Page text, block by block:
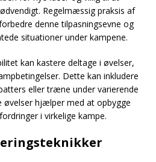
Regelmæssig praksis af
denne tilpasningsevne og
situationer under kampene.
kan kastere deltage i øvelser,
Dette kan inkludere
eller træne under varierende
øvelser hjælper med at opbygge
i virkelige kampe.